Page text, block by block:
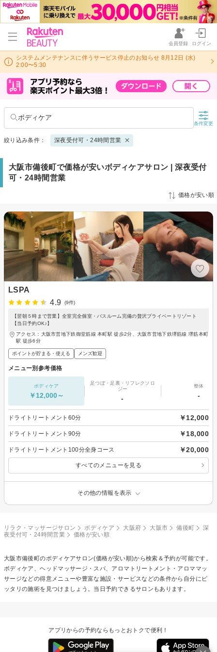
会員登録 ログイン
システムメンテナンスに伴うサービス停止のお知らせ 8月12日 (水)
2:00〜5:30
ボディケア
条件変更
絞り込み条件： 深夜受付可・24時間営業
大阪市備後町で価格が安いボディケアサロン | 深夜受付
可・24時間営業
価格が安い順
LSPA
4.9
(9件)
【翌朝５時まで営業】全室完全個室・バスルーム完備の贅沢プライベートリゾート
【当日予約OK♪】
アクセス：大阪市営地下鉄御堂筋線 本町駅 徒歩2分、大阪市営地下鉄堺筋線 堺筋本町
駅 徒歩6分
ポイントが貯まる・使える メンズ歓迎
メニュー別参考価格
ボディケア
￥12,000～
足つぼ・足裏・リフレクソロ
ジー
-
整体
-
ドライトリートメント60分 ￥12,000
ドライトリートメント90分 ￥18,000
ドライトリートメント100分全身コース ￥20,000
すべてのメニューを見る
その他の情報を表示
リラク・マッサージサロン ボディケア 大阪府 大阪市 備後町
深
夜受付可・24時間営業
価格が安い順
大阪市備後町のボディケアサロン(価格が安い順)から検索＆予約が可能です。
ボディケア、ヘッドマッサージ・スパ、アロマトリートメント・アロママッ
サージなどの得意メニューや豊富な施設・サービスなどの条件から自分にピ
ッタリの施術を見つけましょう。当日予約できるサロンもあります。
アプリからの予約ならもっとおトクで便利！